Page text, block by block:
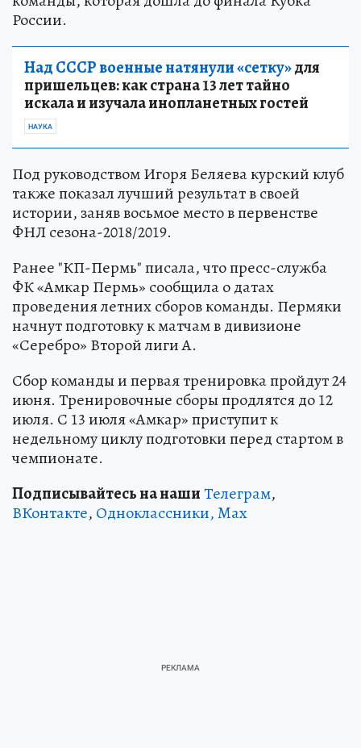
России.
Над СССР военные натянули «сетку»для
пришельцев: как страна 13 лет тайно
искала и изучала инопланетных гостей
НАУКА
Под руководством Игоря Беляева курский клуб
также показал лучший результат в своей
истории, заняв восьмое место в первенстве
ФНЛ сезона-2018/2019.
Ранее "КП-Пермь" писала, что пресс-служба
ФК «Амкар Пермь» сообщила о датах
проведения летних сборов команды. Пермяки
начнут подготовку к матчам в дивизионе
«Серебро» Второй лиги А.
Сбор команды и первая тренировка пройдут 24
июня. Тренировочные сборы продлятся до 12
июля. С 13 июля «Амкар» приступит к
недельному циклу подготовки перед стартом в
чемпионате.
Подписывайтесь на нашиТелеграм,
ВКонтакте, Одноклассники,Max